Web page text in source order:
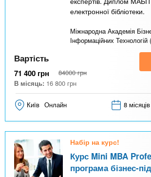
електронної бібліотеки.
Міжнародна Академія
Інформаційних
Вартість
71 400 грн 84000 грн
В місяць: 16 800 грн
Київ Онлайн 8
Набір на курс!
Курс Mini MBA
програма бізнес-